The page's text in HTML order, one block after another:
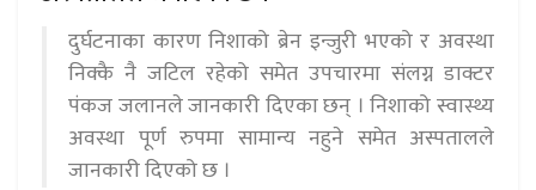
दुर्घटनाका कारण निशाको ब्रेन इन्जुरी भएको र अवस्था
निक्कै नै जटिल रहेको समेत उपचारमा संलग्न डाक्टर
पंकज जलानले जानकारी दिएका छन् । निशाको स्वास्थ्य
अवस्था पूर्ण रुपमा सामान्य नहुने समेत अस्पतालले
जानकारी दिएको छ ।